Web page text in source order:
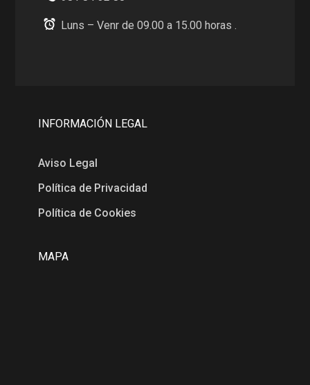
Luns – Venr de 09.00 a 15.00 horas .
INFORMACIÓN LEGAL
Aviso Legal
Política de Privacidad
Política de Cookies
MAPA